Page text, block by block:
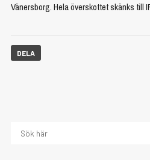
Vänersborg. Hela överskottet skänks till
DELA